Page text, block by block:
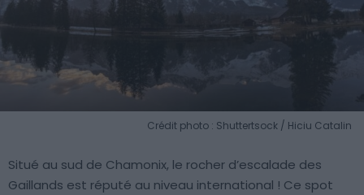
Crédit photo : Shuttertsock / Hiciu Catalin
Situé au sud de Chamonix, le rocher d’escalade des
Gaillands est réputé au niveau international ! Ce spot